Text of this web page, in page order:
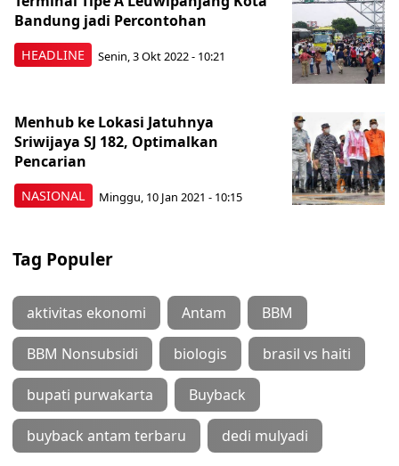
HEADLINE
Bandung jadi Percontohan
Senin, 3 Okt 2022 - 10:21
NASIONAL
Menhub ke Lokasi Jatuhnya
Sriwijaya SJ 182, Optimalkan
Pencarian
Minggu, 10 Jan 2021 - 10:15
Tag Populer
aktivitas ekonomi Antam BBM
BBM Nonsubsidi biologis brasil vs haiti
bupati purwakarta Buyback
buyback antam terbaru dedi mulyadi